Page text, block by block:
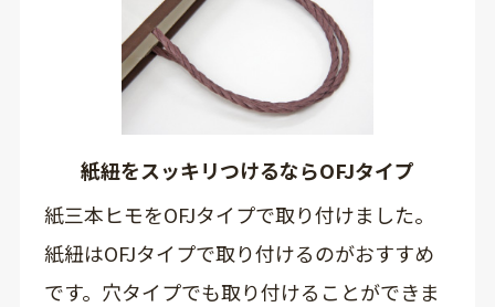
紙紐をスッキリつけるならOFJタイプ
紙三本ヒモをOFJタイプで取り付けました。
紙紐はOFJタイプで取り付けるのがおすすめ
です。穴タイプでも取り付けることができま